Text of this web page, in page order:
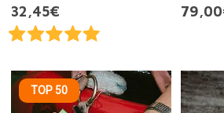
32,45€
TOP 50